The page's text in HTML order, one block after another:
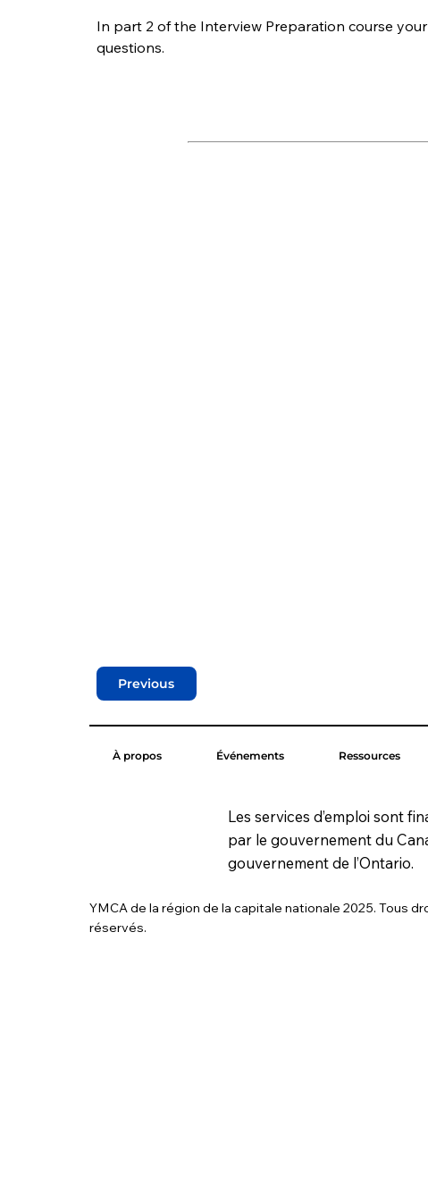
In part 2 of the Interview Preparation course
questions.
Previous
À propos Événements Ressources
Les services d’emploi sont
par le gouvernement du
gouvernement de l’Ontario.
YMCA de la région de la capitale nationale 2025. Tous
réservés.